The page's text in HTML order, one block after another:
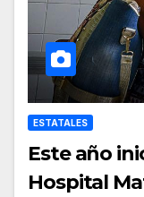
ESTATALES
Este año
Hospital